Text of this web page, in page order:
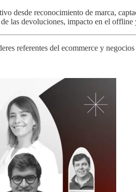
desde reconocimiento de marca,
las devoluciones, impacto en el offline
referentes del ecommerce y